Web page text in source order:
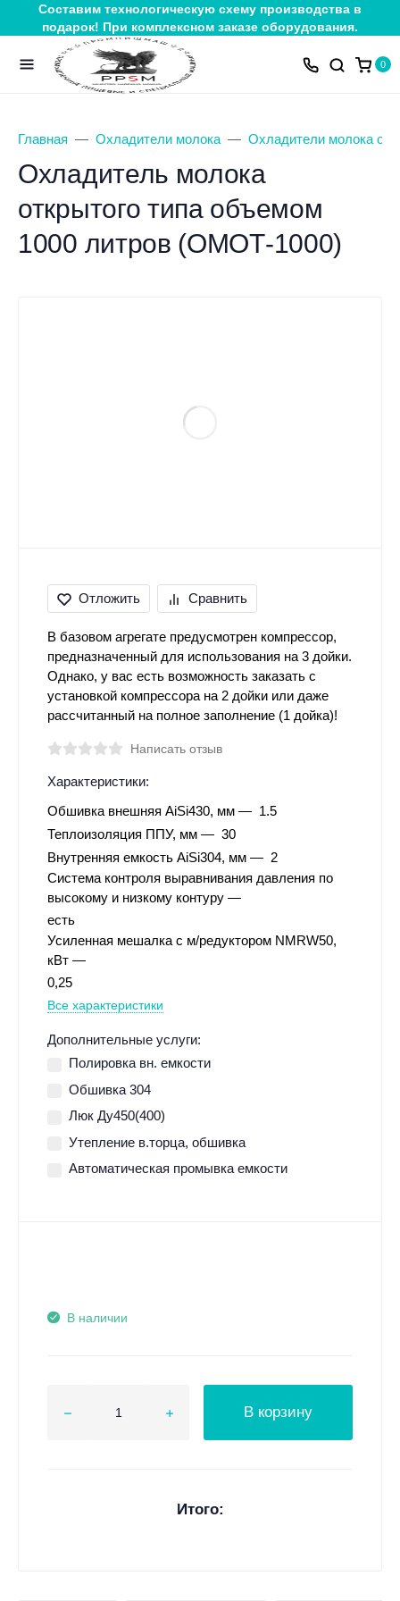
Составим технологическую схему производства в
подарок! При комплексном заказе оборудования.
0
Главная Охладители молока Охладители молока
Охладитель молока
открытого типа объемом
1000 литров (ОМОТ-1000)
Отложить Сравнить
В базовом агрегате предусмотрен компрессор,
предназначенный для использования на 3 дойки.
Однако, у вас есть возможность заказать с
установкой компрессора на 2 дойки или даже
рассчитанный на полное заполнение (1 дойка)!
Написать отзыв
Характеристики:
Обшивка внешняя AiSi430, мм
1.5
Теплоизоляция ППУ, мм
30
Внутренняя емкость AiSi304, мм
2
Система контроля выравнивания давления по
высокому и низкому контуру
есть
Усиленная мешалка с м/редуктором NMRW50,
кВт
0,25
Все характеристики
Дополнительные услуги:
Полировка вн. емкости
Обшивка 304
Люк Ду450(400)
Утепление в.торца, обшивка
Автоматическая промывка емкости
В наличии
В корзину
Итого: